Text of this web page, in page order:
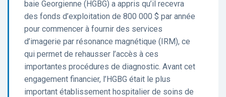
baie Georgienne (HGBG) a appris qu’il recevra
des fonds d’exploitation de 800 000 $ par année
pour commencer à fournir des services
d’imagerie par résonance magnétique (IRM), ce
qui permet de rehausser l’accès à ces
importantes procédures de diagnostic. Avant cet
engagement financier, l’HGBG était le plus
important établissement hospitalier de soins de